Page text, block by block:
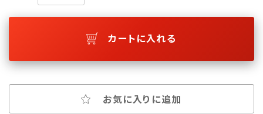
カートに入れる
お気に入りに追加